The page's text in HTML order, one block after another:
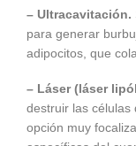
– Ultracavitación.
para generar
adipocitos, que
– Láser (láser
destruir las células
opción muy